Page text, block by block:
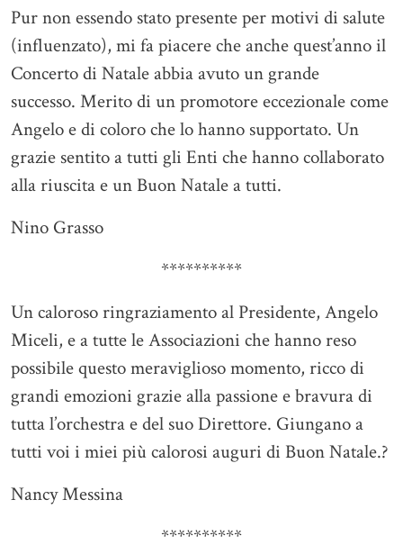
Pur non essendo stato presente per motivi di salute
(influenzato), mi fa piacere che anche quest’anno il
Concerto di Natale abbia avuto un grande
successo. Merito di un promotore eccezionale come
Angelo e di coloro che lo hanno supportato. Un
grazie sentito a tutti gli Enti che hanno collaborato
alla riuscita e un Buon Natale a tutti.
Nino Grasso
**********
Un caloroso ringraziamento al Presidente, Angelo
Miceli, e a tutte le Associazioni che hanno reso
possibile questo meraviglioso momento, ricco di
grandi emozioni grazie alla passione e bravura di
tutta l’orchestra e del suo Direttore. Giungano a
tutti voi i miei più calorosi auguri di Buon Natale.?
Nancy Messina
**********